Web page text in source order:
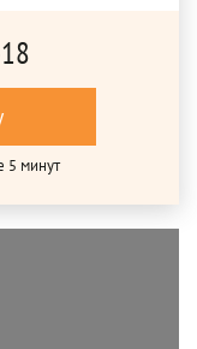
5 минут